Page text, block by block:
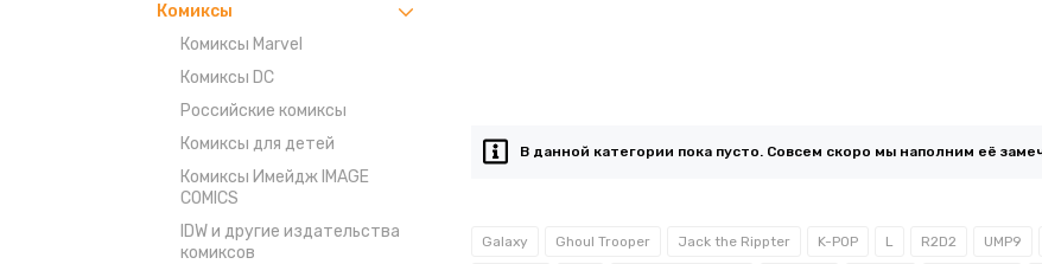
Комиксы
Комиксы Marvel
Комиксы DC
Российские комиксы
Комиксы для детей
Комиксы Имейдж IMAGE
COMICS
IDW и другие издательства
комиксов
В данной категории пока пусто. Совсем скоро мы наполним её
Galaxy Ghoul Trooper Jack the Rippter K-POP L R2D2 UMP9